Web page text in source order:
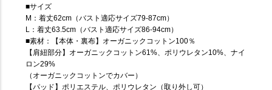
■サイズ
M：着丈62cm（バスト適応サイズ79-87cm）
L：着丈63.5cm（バスト適応サイズ86-94cm）
■素材：【本体・裏布】オーガニックコットン100％
【肩紐部分】オーガニックコットン61%、ポリウレタン10%、ナイ
ロン29%
（オーガニックコットンでカバー）
【パッド】ポリエステル、ポリウレタン（取り外し可）